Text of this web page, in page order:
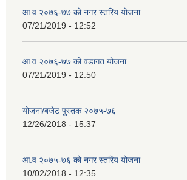
आ.व २०७६-७७ को नगर स्तरिय योजना
07/21/2019 - 12:52
आ.व २०७६-७७ को वडागत योजना
07/21/2019 - 12:50
योजना/बजेट पुस्तक २०७५-७६
12/26/2018 - 15:37
आ.व २०७५-७६ को नगर स्तरिय योजना
10/02/2018 - 12:35